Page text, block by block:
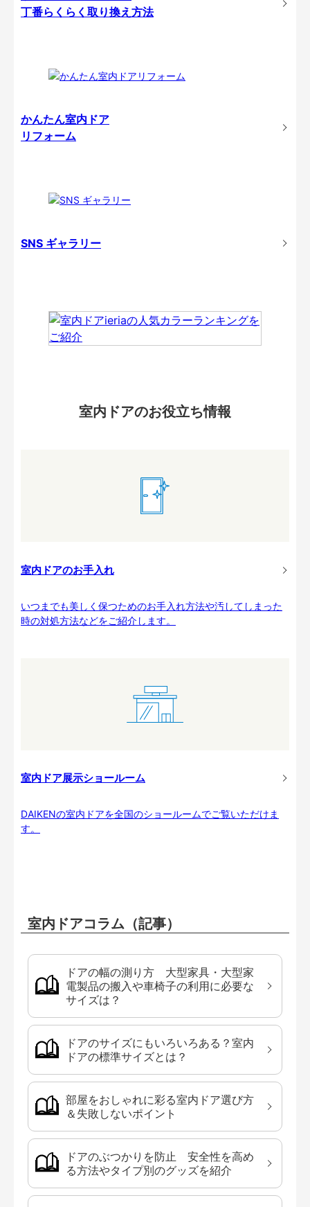
丁番らくらく取り換え方法
かんたん室内ドア
リフォーム
SNS ギャラリー
室内ドアのお役立ち情報
室内ドアのお手入れ
いつまでも美しく保つためのお手入れ方法や汚してしまった
時の対処方法などをご紹介します。
室内ドア展示ショールーム
DAIKENの室内ドアを全国のショールームでご覧いただけま
す。
室内ドアコラム（記事）
ドアの幅の測り方 大型家具・大型家
電製品の搬入や車椅子の利用に必要な
サイズは？
ドアのサイズにもいろいろある？室内
ドアの標準サイズとは？
部屋をおしゃれに彩る室内ドア選び方
＆失敗しないポイント
ドアのぶつかりを防止 安全性を高め
る方法やタイプ別のグッズを紹介